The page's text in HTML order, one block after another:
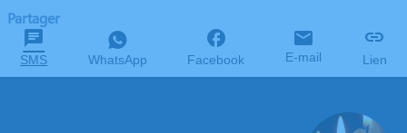
Partager
SMS WhatsApp Facebook E-mail Lien